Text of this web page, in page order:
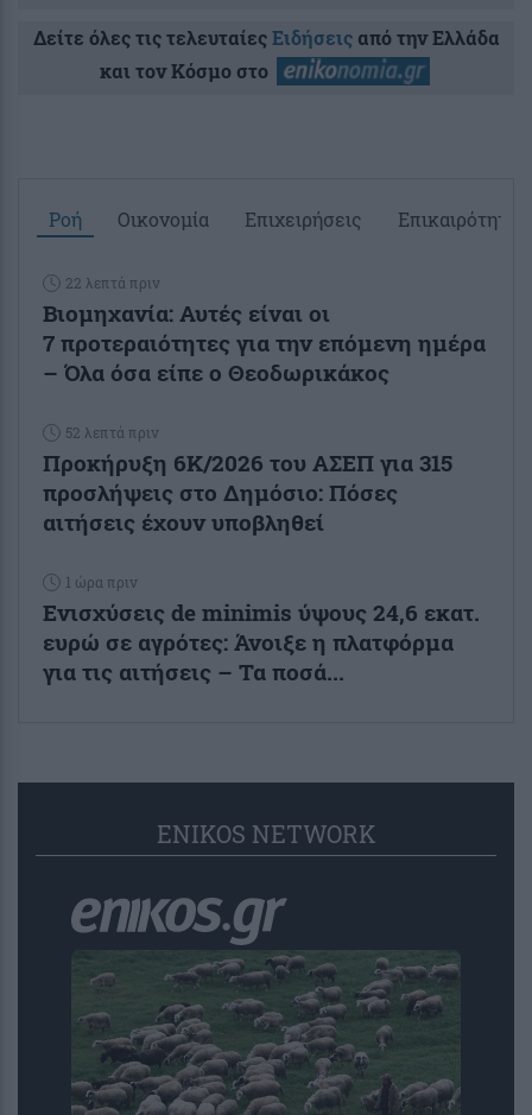
Δείτε όλες τις τελευταίεςΕιδήσειςαπό την Ελλάδα
και τον Κόσμο στο
Ροή Οικονομία Επιχειρήσεις Επικαιρότητα
22 λεπτά πριν
Βιομηχανία: Αυτές είναι οι
7 προτεραιότητες για την επόμενη ημέρα
– Όλα όσα είπε ο Θεοδωρικάκος
52 λεπτά πριν
Προκήρυξη 6Κ/2026 του ΑΣΕΠ για 315
προσλήψεις στο Δημόσιο: Πόσες
αιτήσεις έχουν υποβληθεί
1 ώρα πριν
Ενισχύσεις de minimis ύψους 24,6 εκατ.
ευρώ σε αγρότες: Άνοιξε η πλατφόρμα
για τις αιτήσεις – Τα ποσά...
ENIKOS NETWORK